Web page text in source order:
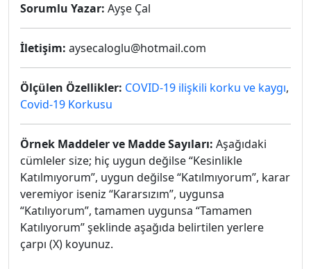
Sorumlu Yazar: Ayşe Çal
İletişim: aysecaloglu@hotmail.com
Ölçülen Özellikler: COVID-19 ilişkili korku ve kaygı,
Covid-19 Korkusu
Örnek Maddeler ve Madde Sayıları: Aşağıdaki
cümleler size; hiç uygun değilse “Kesinlikle
Katılmıyorum”, uygun değilse “Katılmıyorum”, karar
veremiyor iseniz “Kararsızım”, uygunsa
“Katılıyorum”, tamamen uygunsa “Tamamen
Katılıyorum” şeklinde aşağıda belirtilen yerlere
çarpı (X) koyunuz.